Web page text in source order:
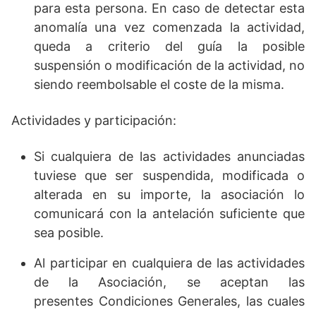
para esta persona. En caso de detectar esta
anomalía una vez comenzada la actividad,
queda a criterio del guía la posible
suspensión o modificación de la actividad, no
siendo reembolsable el coste de la misma.
Actividades y participación:
Si cualquiera de las actividades anunciadas
tuviese que ser suspendida, modificada o
alterada en su importe, la asociación lo
comunicará con la antelación suficiente que
sea posible.
Al participar en cualquiera de las actividades
de la Asociación, se aceptan las
presentes Condiciones Generales, las cuales